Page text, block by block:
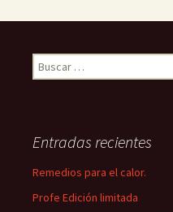
Buscar:
Entradas recientes
Remedios para el calor.
Profe Edición limitada